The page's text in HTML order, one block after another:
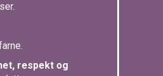
respekt og